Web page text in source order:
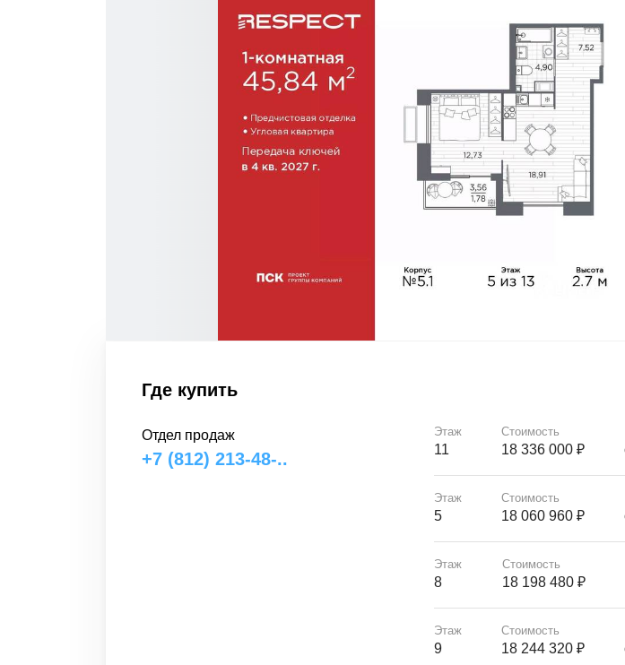
Где купить
Отдел продаж
+7 (812) 213-48-..
Этаж
11
Стоимость
18 336 000 ₽
Этаж
5
Стоимость
18 060 960 ₽
Этаж
8
Стоимость
18 198 480 ₽
Этаж
9
Стоимость
18 244 320 ₽